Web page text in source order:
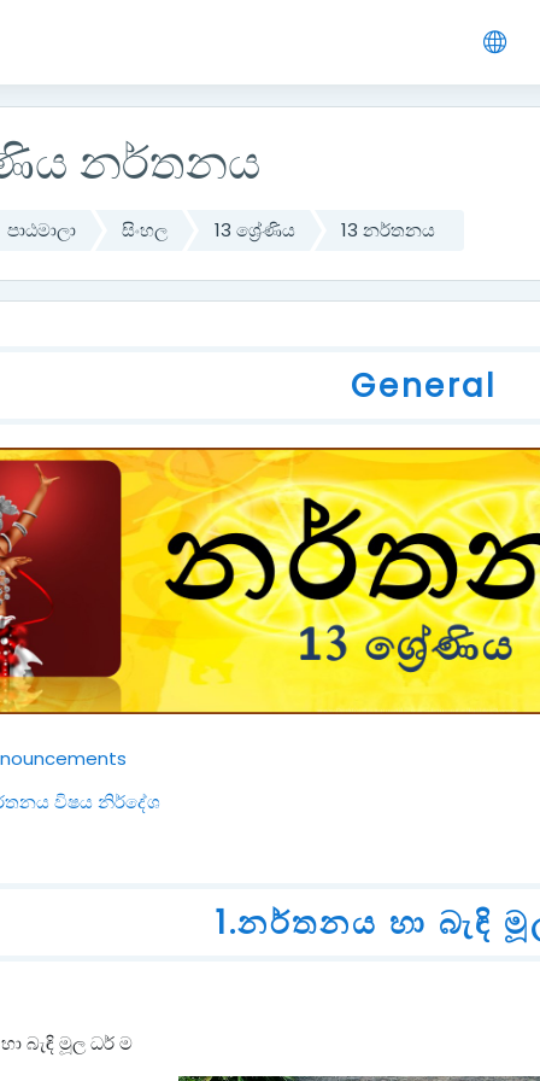
නර්තනය
පාඨමාලා සිංහල 13 ශ්‍රේණිය 13 නර්තනය
General
සංසදය
විෂය නිර්දේශ
සම්පතක්
1.නර්තනය හ‍ා බැඳි
බැඳි මූල ධර් ම